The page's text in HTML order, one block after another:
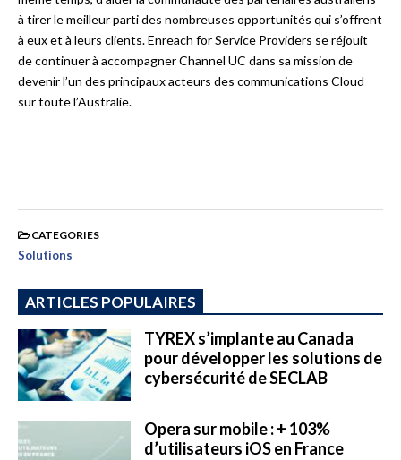
à tirer le meilleur parti des nombreuses opportunités qui s’offrent
à eux et à leurs clients. Enreach for Service Providers se réjouit
de continuer à accompagner Channel UC dans sa mission de
devenir l’un des principaux acteurs des communications Cloud
sur toute l’Australie.
CATEGORIES
Solutions
ARTICLES POPULAIRES
TYREX s’implante au Canada
pour développer les solutions de
cybersécurité de SECLAB
Opera sur mobile : + 103%
d’utilisateurs iOS en France